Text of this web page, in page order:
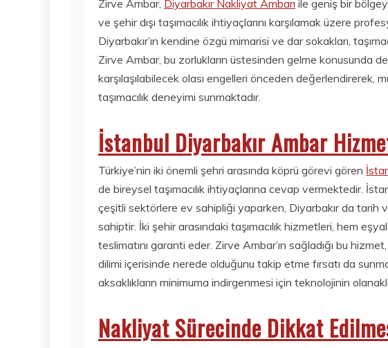
Zirve Ambar, Diyarbakır Nakliyat Ambarı ile geniş bir
ve şehir dışı taşımacılık ihtiyaçlarını karşılamak üzere
Diyarbakır’ın kendine özgü mimarisi ve dar sokakları,
Zirve Ambar, bu zorlukların üstesinden gelme konusunda
karşılaşılabilecek olası engelleri önceden değerlendirerek,
taşımacılık deneyimi sunmaktadır.
İstanbul Diyarbakır Ambar
Türkiye’nin iki önemli şehri arasında köprü görevi gören
de bireysel taşımacılık ihtiyaçlarına cevap vermektedir.
çeşitli sektörlere ev sahipliği yaparken, Diyarbakır da tarih
sahiptir. İki şehir arasındaki taşımacılık hizmetleri, hem
teslimatını garanti eder. Zirve Ambar’ın sağladığı bu
dilimi içerisinde nerede olduğunu takip etme fırsatı da
aksaklıkların minimuma indirgenmesi için teknolojinin
Nakliyat Sürecinde Dikkat